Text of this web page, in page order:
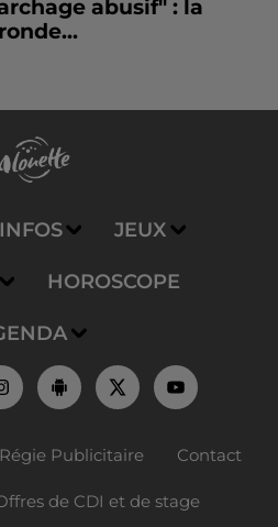
abusif" : la
INFOS JEUX
HOROSCOPE
Régie Publicitaire Contact
de CDI et de stage